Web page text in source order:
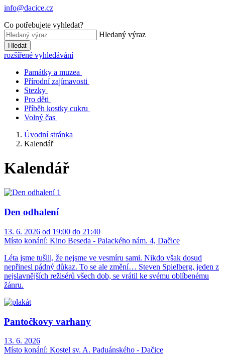
info@dacice.cz
Co potřebujete vyhledat?
Hledaný výraz
Hledat
rozšířené vyhledávání
Památky a muzea
Přírodní zajímavosti
Stezky
Pro děti
Příběh kostky cukru
Volný čas
Úvodní stránka
Kalendář
Kalendář
Den odhalení
13. 6. 2026 od 19:00 do 21:40
Místo konání: Kino Beseda - Palackého nám. 4, Dačice
Léta jsme tušili, že nejsme ve vesmíru sami. Nikdo však dosud
nepřinesl pádný důkaz. To se ale změní… Steven Spielberg, jeden z
nejslavnějších režisérů všech dob, se vrátil ke svému oblíbenému
žánru.
Pantočkovy varhany
13. 6. 2026
Místo konání: Kostel sv. A. Paduánského - Dačice